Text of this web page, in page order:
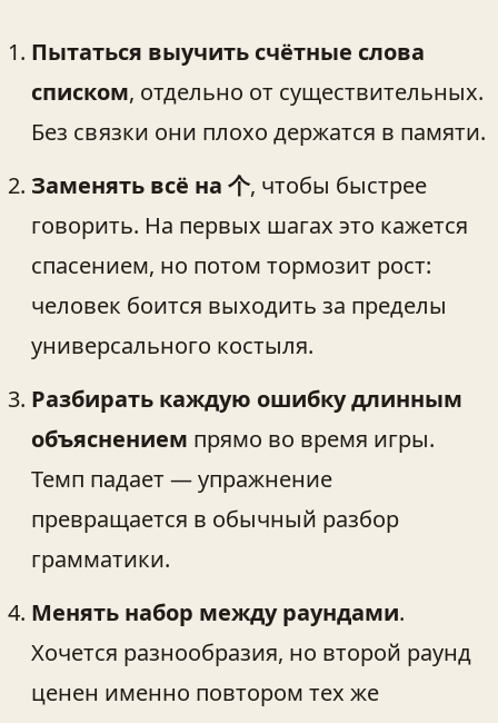
Пытаться выучить счётные слова
списком, отдельно от существительных.
Без связки они плохо держатся в памяти.
Заменять всё на 个, чтобы быстрее
говорить. На первых шагах это кажется
спасением, но потом тормозит рост:
человек боится выходить за пределы
универсального костыля.
Разбирать каждую ошибку длинным
объяснением прямо во время игры.
Темп падает — упражнение
превращается в обычный разбор
грамматики.
Менять набор между раундами.
Хочется разнообразия, но второй раунд
ценен именно повтором тех же